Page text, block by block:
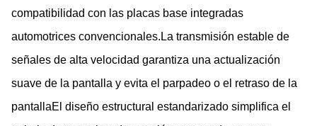
compatibilidad con las placas base integradas
automotrices convencionales.La transmisión estable de
señales de alta velocidad garantiza una actualización
suave de la pantalla y evita el parpadeo o el retraso de la
pantallaEl diseño estructural estandarizado simplifica el